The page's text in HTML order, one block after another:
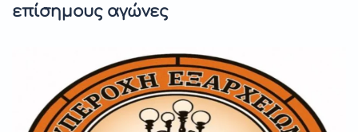
επίσημους αγώνες